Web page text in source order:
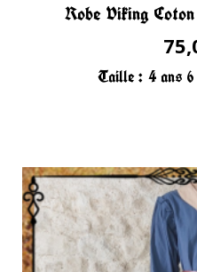
Robe Viking
Taille : 4 ans